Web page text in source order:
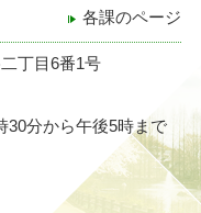
各課のページ
丁目6番1号
30分から午後5時まで